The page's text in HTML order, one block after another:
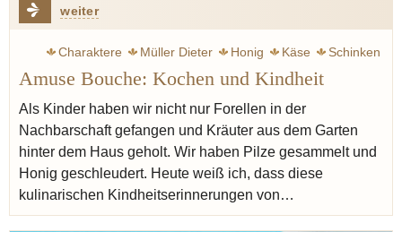
weiter
Charaktere Müller Dieter Honig Käse
Schinken
Tafelspitz
Patron éditorial Klink Vincent
Amuse Bouche: Kochen und Kindheit
Als Kinder haben wir nicht nur Forellen in der
Nachbarschaft gefangen und Kräuter aus dem Garten
hinter dem Haus geholt. Wir haben Pilze gesammelt und
Honig geschleudert. Heute weiß ich, dass diese
kulinarischen Kindheitserinnerungen von…